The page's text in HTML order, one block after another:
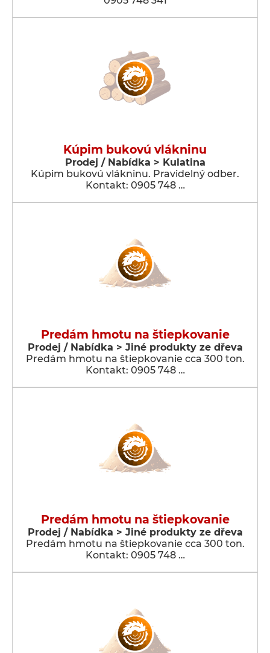
Kúpim bukovú vlákninu
Prodej / Nabídka > Kulatina
Kúpim bukovú vlákninu. Pravidelný odber.
Kontakt: 0905 748 …
Predám hmotu na štiepkovanie
Prodej / Nabídka > Jiné produkty ze dřeva
Predám hmotu na štiepkovanie cca 300 ton.
Kontakt: 0905 748 …
Predám hmotu na štiepkovanie
Prodej / Nabídka > Jiné produkty ze dřeva
Predám hmotu na štiepkovanie cca 300 ton.
Kontakt: 0905 748 …